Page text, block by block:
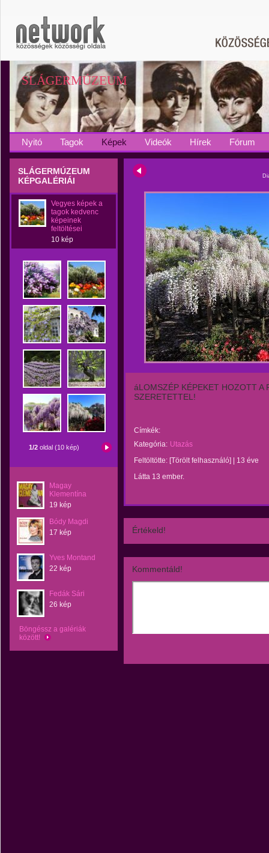
SLÁGERMÚZEUM
Nyitó Tagok Képek Videók Hírek Fórum
SLÁGERMÚZEUM
KÉPGALÉRIÁI
Vegyes képek a
tagok kedvenc
képeinek
feltöltései
10 kép
1/2 oldal (10 kép)
Magay
Klementína
19 kép
Bódy Magdi
17 kép
Yves Montand
22 kép
Fedák Sári
26 kép
Böngéssz a galériák
között!
áLOMSZÉP KÉPEKET HOZOTT A
SZERETETTEL!
Címkék:
Kategória: Utazás
Feltöltötte: [Törölt felhasználó]
13 éve
Látta 13 ember.
Értékeld!
Kommentáld!